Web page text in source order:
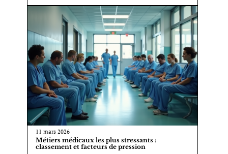
11 mars 2026
Métiers médicaux les plus stressants :
classement et facteurs de pression